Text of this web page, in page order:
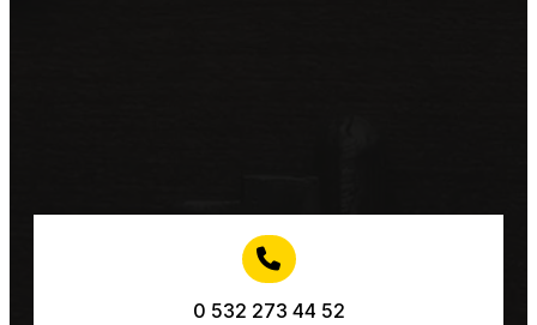
0 532 273 44 52